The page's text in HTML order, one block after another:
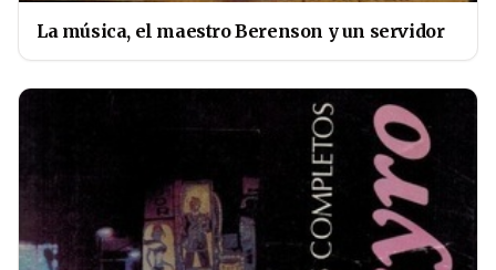
La música, el maestro Berenson y un servidor